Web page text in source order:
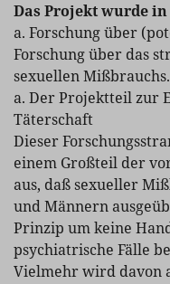
Das Projekt wurde
a. Forschung über
Forschung über das
sexuellen Mißbrauchs.
a. Der Projektteil zur
Täterschaft
Dieser
einem Großteil der
aus, daß sexueller
und Männern
Prinzip um keine
psychiatrische Fälle
Vielmehr wird davon